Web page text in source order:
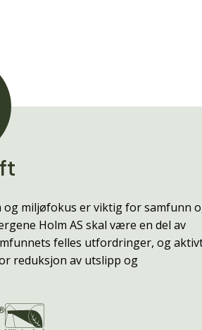
miljøfokus er viktig for samfunn
Holm AS skal være en del av
felles utfordringer, og
reduksjon av utslipp og